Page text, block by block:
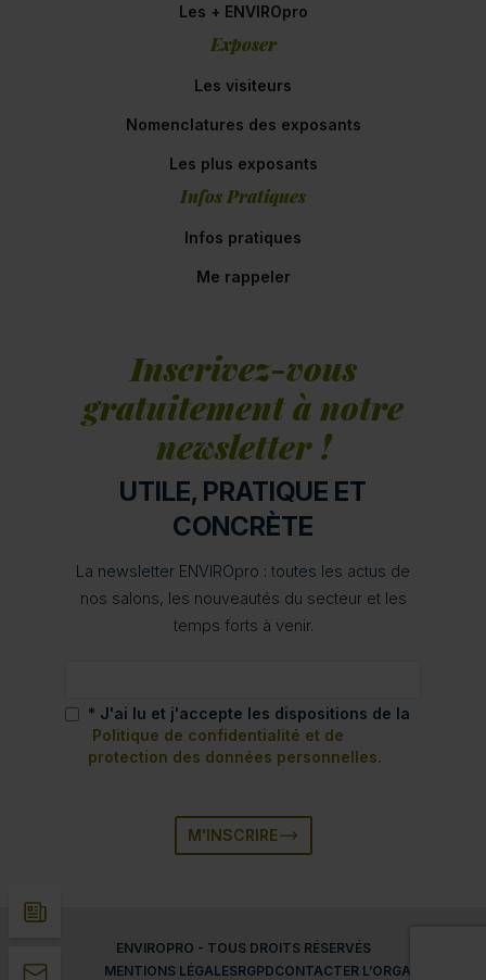
Les + ENVIROpro
Exposer
Les visiteurs
Nomenclatures des exposants
Les plus exposants
Infos Pratiques
Infos pratiques
Me rappeler
Inscrivez-vous
gratuitement à notre
newsletter !
UTILE, PRATIQUE ET
CONCRÈTE
La newsletter ENVIROpro : toutes les actus de
nos salons, les nouveautés du secteur et les
temps forts à venir.
* J'ai lu et j'accepte les dispositions de la
Politique de confidentialité et de
protection des données personnelles.
M'INSCRIRE
ENVIROPRO - TOUS DROITS RÉSERVÉS
MENTIONS LÉGALESRGPDCONTACTER L’ORGANISATEUR